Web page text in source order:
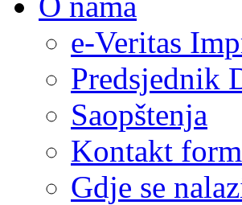
e-Veritas
Predsjednik
Saopštenja
Kontakt
Gdje se